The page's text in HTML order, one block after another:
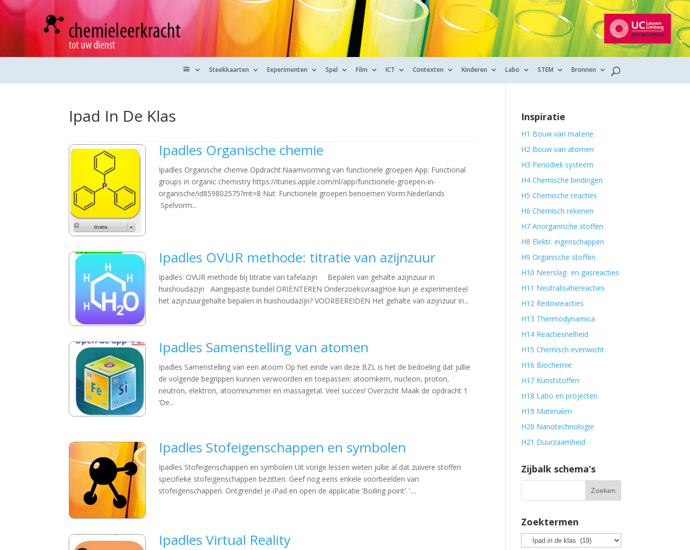
Steekkaarten Experimenten Spel Film ICT Contexten Kinderen Labo STEM Bronnen
Ipad In De Klas
Ipadles Organische chemie
Ipadles Organische chemie Opdracht:Naamvorming van functionele groepen App: Functional
groups in organic chemistry https://itunes.apple.com/nl/app/functionele-groepen-in-
organische/id859802575?mt=8 Nut: Functionele groepen benoemen Vorm:Nederlands
Spelvorm...
Ipadles OVUR methode: titratie van azijnzuur
Ipadles: OVUR methode bij titratie van tafelazijn Bepalen van gehalte azijnzuur in
huishoudazijn Aangepaste bundel ORIËNTEREN OnderzoeksvraagHoe kun je experimenteel
het azijnzuurgehalte bepalen in huishoudazijn? VOORBEREIDEN Het gehalte van azijnzuur in...
Ipadles Samenstelling van atomen
Ipadles Samenstelling van een atoom Op het einde van deze BZL is het de bedoeling dat jullie
de volgende begrippen kunnen verwoorden en toepassen: atoomkern, nucleon, proton,
neutron, elektron, atoomnummer en massagetal. Veel succes! Overzicht Maak de opdracht 1
‘De...
Ipadles Stofeigenschappen en symbolen
Ipadles Stofeigenschappen en symbolen Uit vorige lessen weten jullie al dat zuivere stoffen
specifieke stofeigenschappen bezitten. Geef nog eens enkele voorbeelden van
stofeigenschappen. Ontgrendel je iPad en open de applicatie ‘Boiling point’. ’....
Ipadles Virtual Reality
Inspiratie
H1 Bouw van materie
H2 Bouw van atomen
H3 Periodiek systeem
H4 Chemische bindingen
H5 Chemische reacties
H6 Chemisch rekenen
H7 Anorganische stoffen
H8 Elektr. eigenschappen
H9 Organische stoffen
H10 Neerslag- en gasreacties
H11 Neutralisatiereacties
H12 Redoxreacties
H13 Thermodynamica
H14 Reactiesnelheid
H15 Chemisch evenwicht
H16 Biochemie
H17 Kunststoffen
H18 Labo en projecten
H19 Materialen
H20 Nanotechnologie
H21 Duurzaamheid
Zijbalk schema’s
Zoektermen